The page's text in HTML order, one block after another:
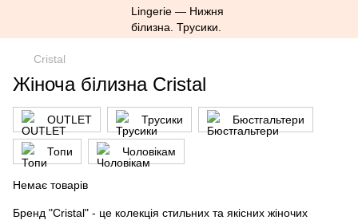
Cristal
Жіноча білизна Cristal
OUTLET Трусики Бюстгальтери
Топи Чоловікам
Немає товарів
Бренд "Cristal" - це колекція стильних та якісних жіночих